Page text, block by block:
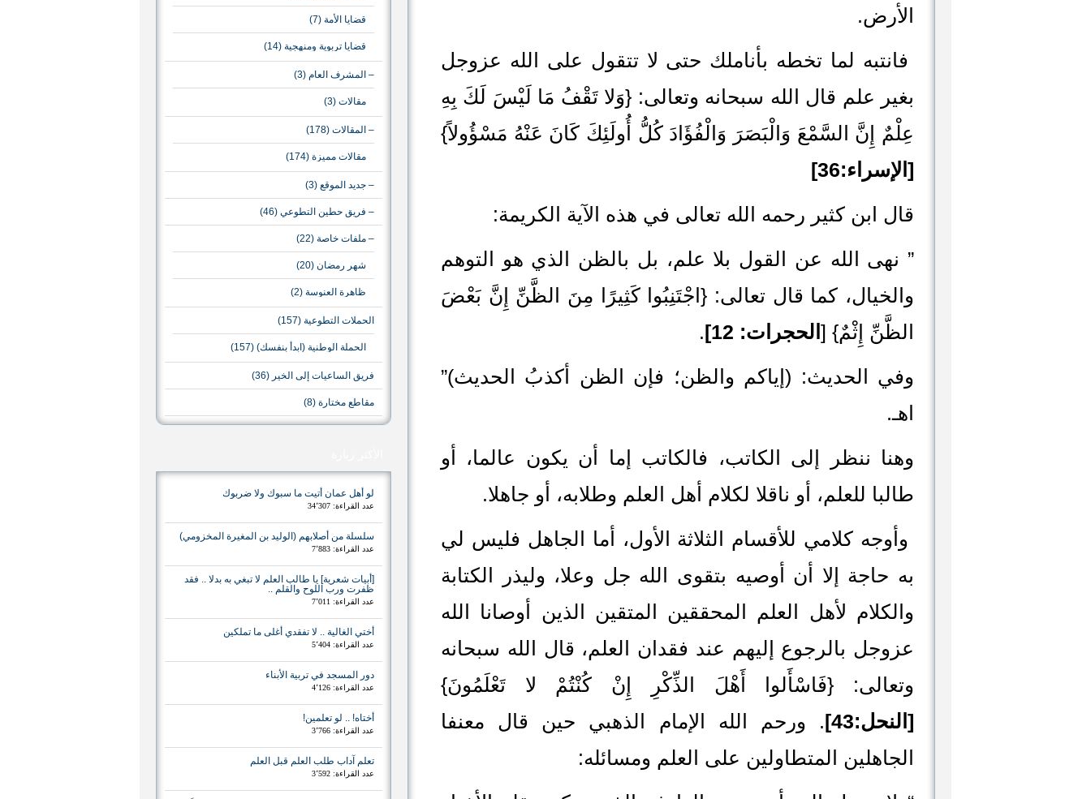
قضايا الأمة (7)
قضايا تربوية ومنهجية (14)
– المشرف العام (3)
مقالات (3)
– المقالات (178)
مقالات مميزة (174)
– جديد الموقع (3)
– فريق حطين التطوعي (46)
– ملفات خاصة (22)
شهر رمضان (20)
ظاهرة العنوسة (2)
الحملات التطوعية (157)
الحملة الوطنية (ابدأ بنفسك) (157)
فريق الساعيات إلى الخير (36)
مقاطع مختارة (8)
لو أهل عمان أتيت ما سبوك ولا ضربوك
عدد القراءة: 34٬307
سلسلة من أصلابهم (الوليد بن المغيرة المخزومي)
عدد القراءة: 7٬883
[أبيات شعرية] يا طالب العلم لا تبغي به بدلا .. فقد
ظفرت ورب اللوح والقلم ..
عدد القراءة: 7٬011
أختي الغالية .. لا تفقدي أغلى ما تملكين
عدد القراءة: 5٬404
دور المسجد في تربية الأبناء
عدد القراءة: 4٬126
أختاه! .. لو تعلمين!
عدد القراءة: 3٬766
تعلم آداب طلب العلم قبل العلم
عدد القراءة: 3٬592
الأرض.
فانتبه لما تخطه بأناملك حتى لا تتقول على الله عزوجل
بغير علم قال الله سبحانه وتعالى: {وَلا تَقْفُ مَا لَيْسَ لَكَ بِهِ
عِلْمٌ إِنَّ السَّمْعَ وَالْبَصَرَ وَالْفُؤَادَ كُلُّ أُولَئِكَ كَانَ عَنْهُ مَسْؤُولاً}
[الإسراء:36]
قال ابن كثير رحمه الله تعالى في هذه الآية الكريمة:
” نهى الله عن القول بلا علم، بل بالظن الذي هو التوهم
والخيال، كما قال تعالى: {اجْتَنِبُوا كَثِيرًا مِنَ الظَّنِّ إِنَّ بَعْضَ
الظَّنِّ إِثْمٌ} [ الحجرات: 12]
.
وفي الحديث: (إياكم والظن؛ فإن الظن أكذبُ الحديث)”
اهـ.
وهنا ننظر إلى الكاتب، فالكاتب إما أن يكون عالما، أو
طالبا للعلم، أو ناقلا لكلام أهل العلم وطلابه، أو جاهلا.
وأوجه كلامي للأقسام الثلاثة الأول، أما الجاهل فليس لي
به حاجة إلا أن أوصيه بتقوى الله جل وعلا، وليذر الكتابة
والكلام لأهل العلم المحققين المتقين الذين أوصانا الله
عزوجل بالرجوع إليهم عند فقدان العلم، قال الله سبحانه
وتعالى: {فَاسْأَلوا أَهْلَ الذِّكْرِ إِنْ كُنْتُمْ لا تَعْلَمُونَ}
[النحل:43]
. ورحم الله الإمام الذهبي حين قال معنفا
الجاهلين المتطاولين على العلم ومسائله: